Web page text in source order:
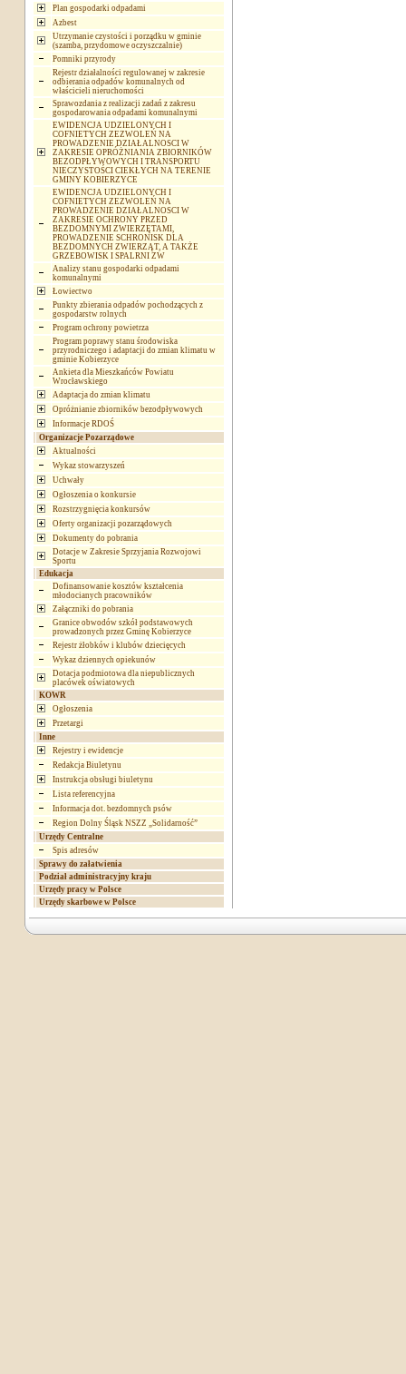
Plan gospodarki odpadami
Azbest
Utrzymanie czystości i porządku w gminie
(szamba, przydomowe oczyszczalnie)
Pomniki przyrody
Rejestr działalności regulowanej w zakresie
odbierania odpadów komunalnych od
właścicieli nieruchomości
Sprawozdania z realizacji zadań z zakresu
gospodarowania odpadami komunalnymi
EWIDENCJA UDZIELONYCH I
COFNIETYCH ZEZWOLEŃ NA
PROWADZENIE DZIAŁALNOSCI W
ZAKRESIE OPRÓŻNIANIA ZBIORNIKÓW
BEZODPŁYWOWYCH I TRANSPORTU
NIECZYSTOŚCI CIEKŁYCH NA TERENIE
GMINY KOBIERZYCE
EWIDENCJA UDZIELONYCH I
COFNIETYCH ZEZWOLEŃ NA
PROWADZENIE DZIAŁALNOSCI W
ZAKRESIE OCHRONY PRZED
BEZDOMNYMI ZWIERZĘTAMI,
PROWADZENIE SCHRONISK DLA
BEZDOMNYCH ZWIERZĄT, A TAKŻE
GRZEBOWISK I SPALRNI ZW
Analizy stanu gospodarki odpadami
komunalnymi
Łowiectwo
Punkty zbierania odpadów pochodzących z
gospodarstw rolnych
Program ochrony powietrza
Program poprawy stanu środowiska
przyrodniczego i adaptacji do zmian klimatu w
gminie Kobierzyce
Ankieta dla Mieszkańców Powiatu
Wrocławskiego
Adaptacja do zmian klimatu
Opróżnianie zbiorników bezodpływowych
Informacje RDOŚ
Organizacje Pozarządowe
Aktualności
Wykaz stowarzyszeń
Uchwały
Ogłoszenia o konkursie
Rozstrzygnięcia konkursów
Oferty organizacji pozarządowych
Dokumenty do pobrania
Dotacje w Zakresie Sprzyjania Rozwojowi
Sportu
Edukacja
Dofinansowanie kosztów kształcenia
młodocianych pracowników
Załączniki do pobrania
Granice obwodów szkół podstawowych
prowadzonych przez Gminę Kobierzyce
Rejestr żłobków i klubów dziecięcych
Wykaz dziennych opiekunów
Dotacja podmiotowa dla niepublicznych
placówek oświatowych
KOWR
Ogłoszenia
Przetargi
Inne
Rejestry i ewidencje
Redakcja Biuletynu
Instrukcja obsługi biuletynu
Lista referencyjna
Informacja dot. bezdomnych psów
Region Dolny Śląsk NSZZ „Solidarność”
Urzędy Centralne
Spis adresów
Sprawy do załatwienia
Podział administracyjny kraju
Urzędy pracy w Polsce
Urzędy skarbowe w Polsce